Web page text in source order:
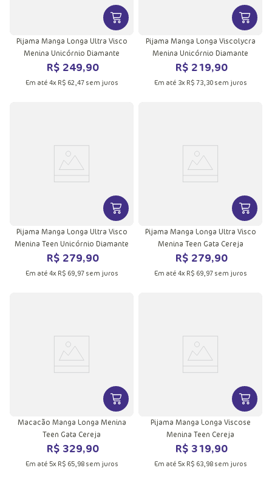
VER MAIS INFORMAÇÕES DO
Pijama Manga Longa Ultra Visco
Menina Unicórnio Diamante
R$ 249,90
Em até 4x R$ 62 47sem juros
VER
Pijama Manga Longa Viscolycra
Menina Unicórnio Diamante
R$ 219,90
Em até 3x R$ 73, 30sem juros
VER MAIS INFORMAÇÕES DO
Pijama Manga Longa Ultra Visco
Menina Teen Unicórnio Diamante
R$ 279,90
Em até 4x R$ 69, 97sem juros
VER
Pijama Manga Longa Ultra Visco
Menina Teen Gata Cereja
R$ 279,90
Em até 4x R$ 69, 97sem juros
VER MAIS INFORMAÇÕES DO
Macacão Manga Longa Menina
Teen Gata Cereja
R$ 329,90
Em até 5x R$ 65, 98sem juros
VER
Pijama Manga Longa Viscose
Menina Teen Cereja
R$ 319,90
Em até 5x R$ 63, 98sem juros